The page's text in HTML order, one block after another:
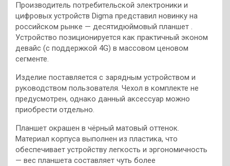
Производитель потребительской электроники и
цифровых устройств Digma представил новинку на
российском рынке — десятидюймовый планшет .
Устройство позиционируется как практичный эконом
девайс (с поддержкой 4G) в массовом ценовом
сегменте.
Изделие поставляется с зарядным устройством и
руководством пользователя. Чехол в комплекте не
предусмотрен, однако данный аксессуар можно
приобрести отдельно.
Планшет окрашен в чёрный матовый оттенок.
Материал корпуса выполнен из пластика, что
обеспечивает устройству легкость и эргономичность
— вес планшета составляет чуть более